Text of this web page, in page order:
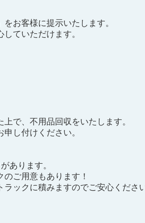
お客様に提示いたします。
ていただけます。
で、不用品回収をいたします。
し付けください。
あります。
ご用意もあります！
ックに積みますのでご安心くださ